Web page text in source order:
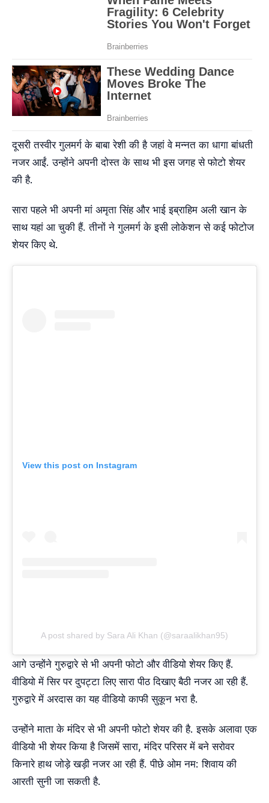
दूसरी तस्वीर गुलमर्ग के बाबा रेशी की है जहां वे मन्नत का धागा बांधती
नजर आईं. उन्होंने अपनी दोस्त के साथ भी इस जगह से फोटो शेयर
की है.
सारा पहले भी अपनी मां अमृता सिंह और भाई इब्राह‍िम अली खान के
साथ यहां आ चुकी हैं. तीनों ने गुलमर्ग के इसी लोकेशन से कई फोटोज
शेयर किए थे.
View this post on Instagram
A post shared by Sara Ali Khan (@saraalikhan95)
आगे उन्होंने गुरुद्वारे से भी अपनी फोटो और वीड‍ियो शेयर किए हैं.
वीड‍ियो में सिर पर दुपट्टा लिए सारा पीठ दिखाए बैठी नजर आ रही हैं.
गुरुद्वारे में अरदास का यह वीड‍ियो काफी सुकून भरा है.
उन्होंने माता के मंद‍िर से भी अपनी फोटो शेयर की है. इसके अलावा एक
वीड‍ियो भी शेयर किया है जिसमें सारा, मंद‍िर पर‍िसर में बने सरोवर
किनारे हाथ जोड़े खड़ी नजर आ रही हैं. पीछे ओम नम: श‍िवाय की
आरती सुनी जा सकती है.